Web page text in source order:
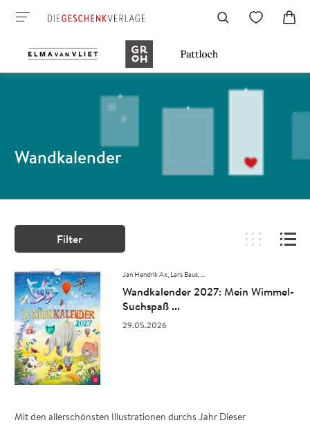
Wandkalender
Filter
Jan Hendrik Ax Lars Baus, ...
Wandkalender 2027: Mein Wimmel-
Suchspaß ...
29.05.2026
Mit den allerschönsten Illustrationen durchs Jahr Dieser